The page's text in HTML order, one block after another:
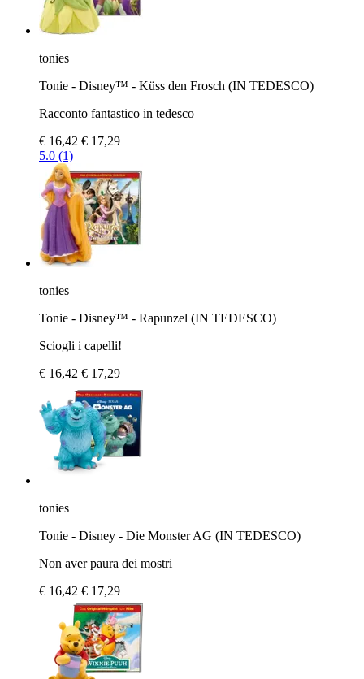
tonies
Tonie - Disney™ - Küss den Frosch (IN TEDESCO)
Racconto fantastico in tedesco
€ 16,42 € 17,29
5.0 (1)
tonies
Tonie - Disney™ - Rapunzel (IN TEDESCO)
Sciogli i capelli!
€ 16,42 € 17,29
tonies
Tonie - Disney - Die Monster AG (IN TEDESCO)
Non aver paura dei mostri
€ 16,42 € 17,29